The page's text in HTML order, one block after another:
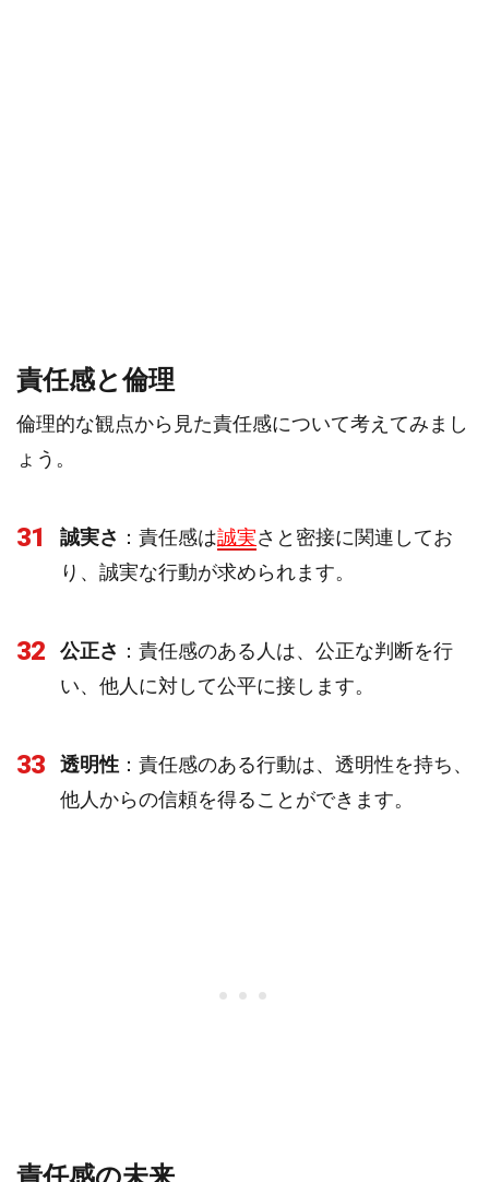
責任感と倫理
倫理的な観点から見た責任感について考えてみまし
ょう。
31 誠実さ ：責任感は誠実さと密接に関連してお
り、誠実な行動が求められます。
32 公正さ ：責任感のある人は、公正な判断を行
い、他人に対して公平に接します。
33 透明性 ：責任感のある行動は、透明性を持ち、
他人からの信頼を得ることができます。